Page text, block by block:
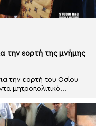
την εορτή της μνήμης
την εορτή του Οσίου
μητροπολιτικό...